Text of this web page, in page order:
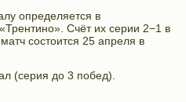
определяется в
Счёт их серии 2−1 в
состоится 25 апреля в
(серия до 3 побед).